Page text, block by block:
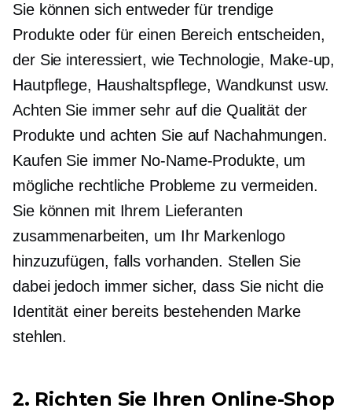
Sie können sich entweder für trendige
Produkte oder für einen Bereich entscheiden,
der Sie interessiert, wie Technologie, Make-up,
Hautpflege, Haushaltspflege, Wandkunst usw.
Achten Sie immer sehr auf die Qualität der
Produkte und achten Sie auf Nachahmungen.
Kaufen Sie immer No-Name-Produkte, um
mögliche rechtliche Probleme zu vermeiden.
Sie können mit Ihrem Lieferanten
zusammenarbeiten, um Ihr Markenlogo
hinzuzufügen, falls vorhanden. Stellen Sie
dabei jedoch immer sicher, dass Sie nicht die
Identität einer bereits bestehenden Marke
stehlen.
2. Richten Sie Ihren Online-Shop